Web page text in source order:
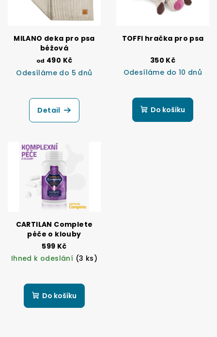
MILANO deka pro psa
béžová
od 490 Kč
Odesíláme do 5 dnů
Detail
TOFFI hračka pro psa
350 Kč
Odesíláme do 10 dnů
Do košíku
CARTILAN Complete
péče o klouby
599 Kč
Ihned k odeslání (3 ks)
Do košíku